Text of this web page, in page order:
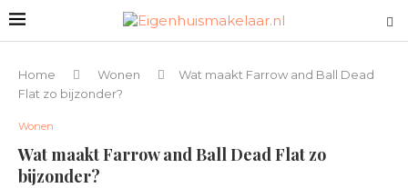
Home Wonen
Wat maakt Farrow and Ball Dead
Flat zo bijzonder?
Wonen
Wat maakt Farrow and Ball Dead Flat zo
bijzonder?